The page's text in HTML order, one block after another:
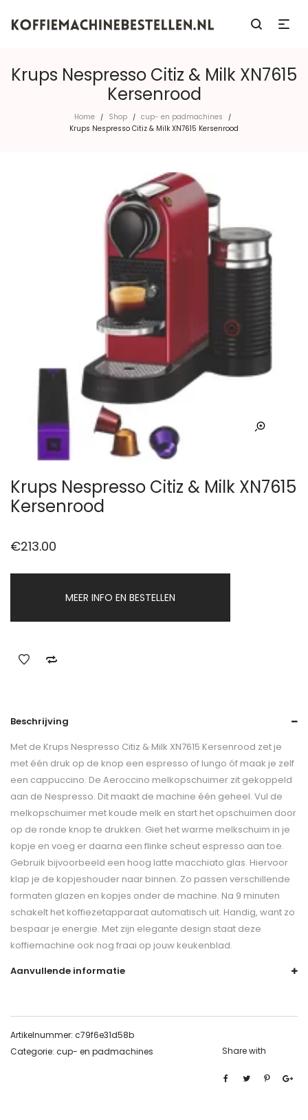
Krups Nespresso Citiz & Milk XN7615
Kersenrood
Home / Shop / cup- en padmachines /
Krups Nespresso Citiz & Milk XN7615 Kersenrood
Krups Nespresso Citiz & Milk XN7615
Kersenrood
€213.00
MEER INFO EN BESTELLEN
Beschrijving
Met de Krups Nespresso Citiz & Milk XN7615 Kersenrood zet je
met één druk op de knop een espresso of lungo óf maak je zelf
een cappuccino. De Aeroccino melkopschuimer zit gekoppeld
aan de Nespresso. Dit maakt de machine één geheel. Vul de
melkopschuimer met koude melk en start het opschuimen door
op de ronde knop te drukken. Giet het warme melkschuim in je
kopje en voeg er daarna een flinke scheut espresso aan toe.
Gebruik bijvoorbeeld een hoog latte macchiato glas. Hiervoor
klap je de kopjeshouder naar binnen. Zo passen verschillende
formaten glazen en kopjes onder de machine. Na 9 minuten
schakelt het koffiezetapparaat automatisch uit. Handig, want zo
bespaar je energie. Met zijn elegante design staat deze
koffiemachine ook nog fraai op jouw keukenblad.
Aanvullende informatie
Artikelnummer: c79f6e31d58b
Categorie: cup- en padmachines Share with